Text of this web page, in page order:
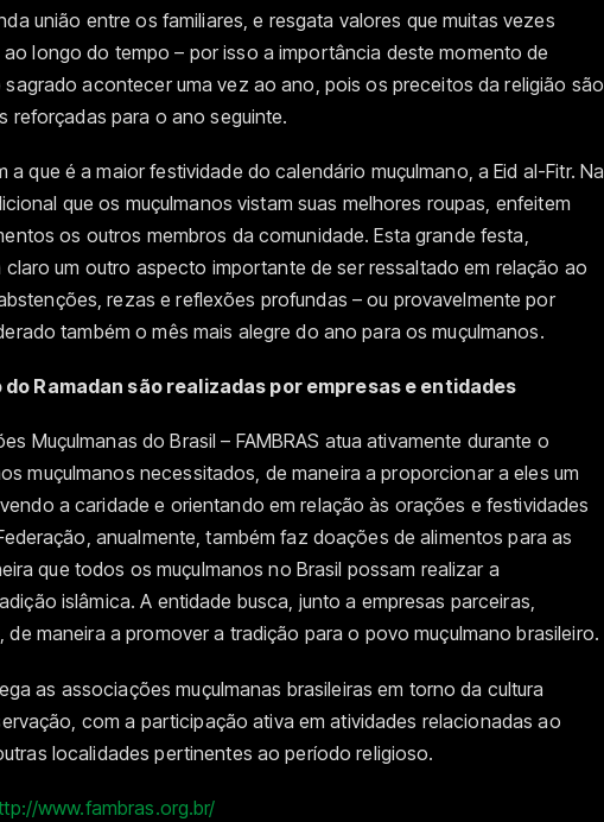
união entre os familiares, e resgata valores que muitas vezes
longo do tempo – por isso a importância deste momento de
acontecer uma vez ao ano, pois os preceitos da religião são
reforçadas para o ano seguinte.
a que é a maior festividade do calendário muçulmano, a Eid al-Fitr. Na
que os muçulmanos vistam suas melhores roupas, enfeitem
os outros membros da comunidade. Esta grande festa,
claro um outro aspecto importante de ser ressaltado em relação ao
rezas e reflexões profundas – ou provavelmente por
também o mês mais alegre do ano para os muçulmanos.
Ramadan são realizadas por empresas e entidades
Muçulmanas do Brasil – FAMBRAS atua ativamente durante o
muçulmanos necessitados, de maneira a proporcionar a eles um
a caridade e orientando em relação às orações e festividades
anualmente, também faz doações de alimentos para as
que todos os muçulmanos no Brasil possam realizar a
islâmica. A entidade busca, junto a empresas parceiras,
maneira a promover a tradição para o povo muçulmano brasileiro.
as associações muçulmanas brasileiras em torno da cultura
com a participação ativa em atividades relacionadas ao
localidades pertinentes ao período religioso.
www.fambras.org.br/